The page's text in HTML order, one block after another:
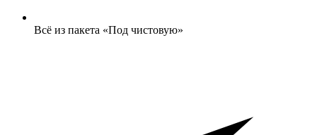
Всё из пакета «Под чистовую»